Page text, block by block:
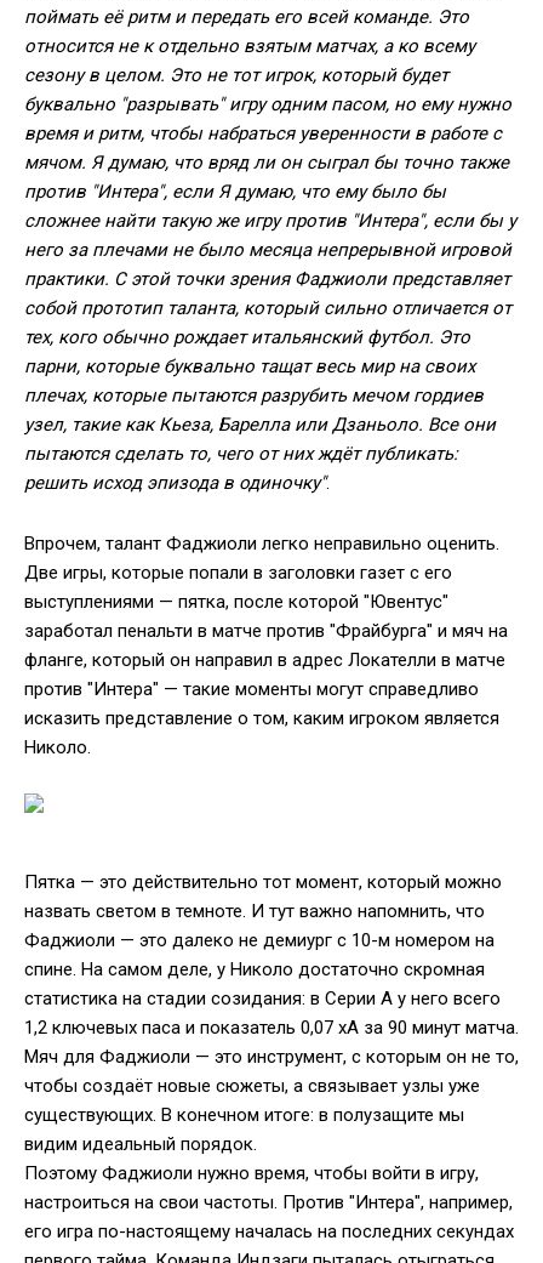
поймать её ритм и передать его всей команде. Это
относится не к отдельно взятым матчах, а ко всему
сезону в целом. Это не тот игрок, который будет
буквально "разрывать" игру одним пасом, но ему нужно
время и ритм, чтобы набраться уверенности в работе с
мячом. Я думаю, что вряд ли он сыграл бы точно также
против "Интера", если Я думаю, что ему было бы
сложнее найти такую же игру против "Интера", если бы у
него за плечами не было месяца непрерывной игровой
практики. С этой точки зрения Фаджиоли представляет
собой прототип таланта, который сильно отличается от
тех, кого обычно рождает итальянский футбол. Это
парни, которые буквально тащат весь мир на своих
плечах, которые пытаются разрубить мечом гордиев
узел, такие как Кьеза, Барелла или Дзаньоло. Все они
пытаются сделать то, чего от них ждёт публикать:
решить исход эпизода в одиночку".
Впрочем, талант Фаджиоли легко неправильно оценить.
Две игры, которые попали в заголовки газет с его
выступлениями — пятка, после которой "Ювентус"
заработал пенальти в матче против "Фрайбурга" и мяч на
фланге, который он направил в адрес Локателли в матче
против "Интера" — такие моменты могут справедливо
исказить представление о том, каким игроком является
Николо.
Пятка — это действительно тот момент, который можно
назвать светом в темноте. И тут важно напомнить, что
Фаджиоли — это далеко не демиург с 10-м номером на
спине. На самом деле, у Николо достаточно скромная
статистика на стадии созидания: в Серии А у него всего
1,2 ключевых паса и показатель 0,07 хА за 90 минут матча.
Мяч для Фаджиоли — это инструмент, с которым он не то,
чтобы создаёт новые сюжеты, а связывает узлы уже
существующих. В конечном итоге: в полузащите мы
видим идеальный порядок.
Поэтому Фаджиоли нужно время, чтобы войти в игру,
настроиться на свои частоты. Против "Интера", например,
его игра по-настоящему началась на последних секундах